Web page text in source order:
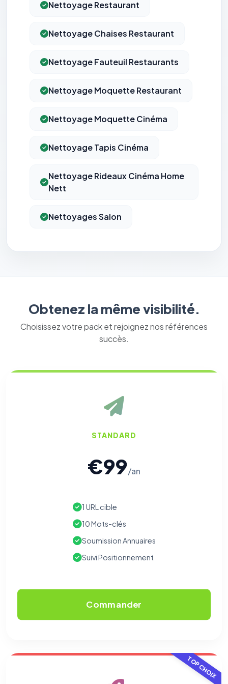
Nettoyage Restaurant
Nettoyage Chaises Restaurant
Nettoyage Fauteuil Restaurants
Nettoyage Moquette Restaurant
Nettoyage Moquette Cinéma
Nettoyage Tapis Cinéma
Nettoyage Rideaux Cinéma Home
Nett
Nettoyages Salon
Obtenez la même visibilité.
Choisissez votre pack et rejoignez nos références
succès.
STANDARD
€99/an
1 URL cible
10 Mots-clés
Soumission Annuaires
Suivi Positionnement
Commander
TOP CHOIX
mémorisation de vos choix de consentement. Ils ne
peuvent pas être désactivés.
(pages visitées, durée de visite) pour l'améliorer. Données